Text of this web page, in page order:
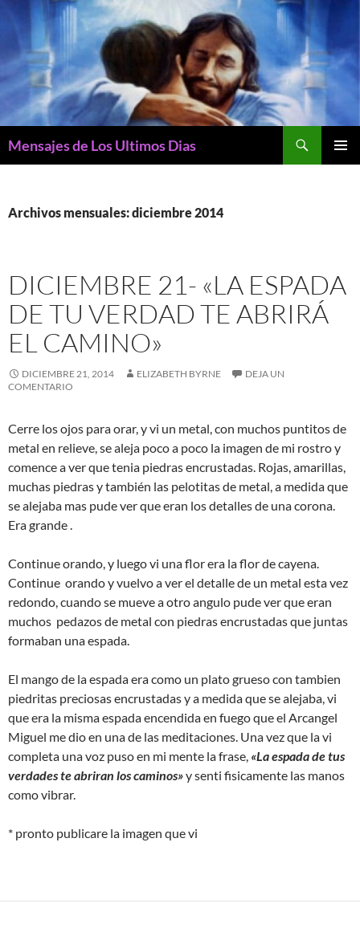
Mensajes de Los Ultimos Dias
Archivos mensuales: diciembre 2014
DICIEMBRE 21- «LA ESPADA
DE TU VERDAD TE ABRIRÁ
EL CAMINO»
DICIEMBRE 21, 2014 ELIZABETH BYRNE
DEJA UN
COMENTARIO
Cerre los ojos para orar, y vi un metal, con muchos puntitos de
metal en relieve, se aleja poco a poco la imagen de mi rostro y
comence a ver que tenia piedras encrustadas. Rojas, amarillas,
muchas piedras y también las pelotitas de metal, a medida que
se alejaba mas pude ver que eran los detalles de una corona.
Era grande .
Continue orando, y luego vi una flor era la flor de cayena.
Continue orando y vuelvo a ver el detalle de un metal esta vez
redondo, cuando se mueve a otro angulo pude ver que eran
muchos pedazos de metal con piedras encrustadas que juntas
formaban una espada.
El mango de la espada era como un plato grueso con tambien
piedritas preciosas encrustadas y a medida que se alejaba, vi
que era la misma espada encendida en fuego que el Arcangel
Miguel me dio en una de las meditaciones. Una vez que la vi
completa una voz puso en mi mente la frase, «La espada de tus
verdades te abriran los caminos»y senti fisicamente las manos
como vibrar.
* pronto publicare la imagen que vi